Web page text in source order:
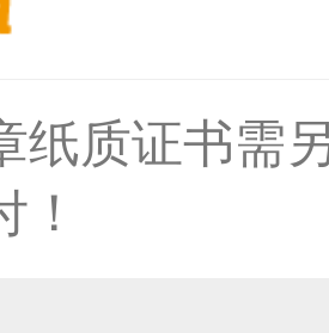
用户作
纸质证书需